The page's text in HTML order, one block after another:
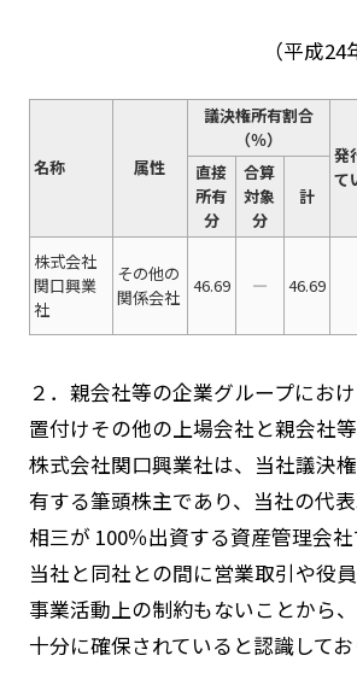
（平成24
名称 属性
議決権所有割合
（％）
発
て
直接
所有
分
合算
対象
分
計
株式会社
関口興業
社
その他の
関係会社
46.69 ― 46.69
２．親会社等の企業グループにお
置付けその他の上場会社と親会社
株式会社関口興業社は、当社議決
有する筆頭株主であり、当社の代
相三が 100％出資する資産管理会社
当社と同社との間に営業取引や役員
事業活動上の制約もないことから
十分に確保されていると認識してお